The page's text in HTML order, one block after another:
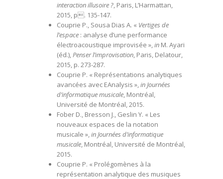
interaction illusoire ?, Paris, L’Harmattan,
2015, p. 135-147.
Couprie P., Sousa Dias A. « Vertiges de
l’espace : analyse d’une performance
électroacoustique improvisée »,in M. Ayari
(éd.),Penser l’improvisation, Paris, Delatour,
2015, p. 273-287.
Couprie P. « Représentations analytiques
avancées avec EAnalysis »,in Journées
d’informatique musicale, Montréal,
Université de Montréal, 2015.
Fober D., Bresson J., Geslin Y. « Les
nouveaux espaces de la notation
musicale »,in Journées d’informatique
musicale, Montréal, Université de Montréal,
2015.
Couprie P. « Prolégomènes à la
représentation analytique des musiques